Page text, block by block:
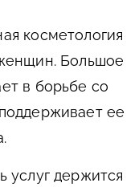
косметология
Большое
в борьбе со
ее
услуг держится